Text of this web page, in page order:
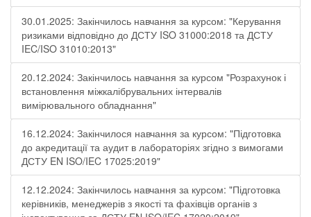
30.01.2025: Закінчилось навчання за курсом: "Керування
ризиками відповідно до ДСТУ ISO 31000:2018 та ДСТУ
IEC/ISO 31010:2013"
20.12.2024: Закінчилось навчання за курсом "Розрахунок і
встановлення міжкалібрувальних інтервалів
вимірювального обладнання"
16.12.2024: Закінчилося навчання за курсом: "Підготовка
до акредитації та аудит в лабораторіях згідно з вимогами
ДСТУ EN ISO/IEC 17025:2019"
12.12.2024: Закінчилось навчання за курсом: "Підготовка
керівників, менеджерів з якості та фахівців органів з